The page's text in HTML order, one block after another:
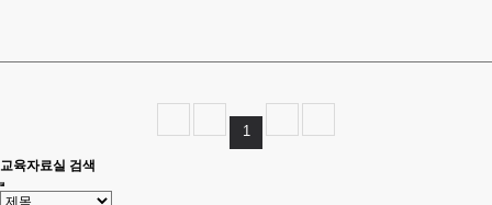
1
교육자료실 검색